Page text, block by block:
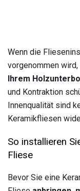
Wenn die
vorgenommen
Ihrem
und Kontraktion
Innenqualität sind
Keramikfliesen
So installieren
Fliese
Bevor Sie eine